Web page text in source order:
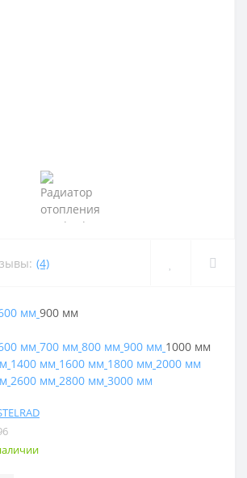
(4)
мм 900 мм
мм 700 мм 800 мм 900 мм 1000 мм
1400 мм 1600 мм 1800 мм 2000 мм
2600 мм 2800 мм 3000 мм